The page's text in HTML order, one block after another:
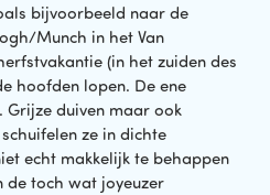
bijvoorbeeld naar de
Munch in het Van
(in het zuiden des
hoofden lopen. De ene
Grijze duiven maar ook
ze in dichte
echt makkelijk te behappen
de toch wat joyeuzer